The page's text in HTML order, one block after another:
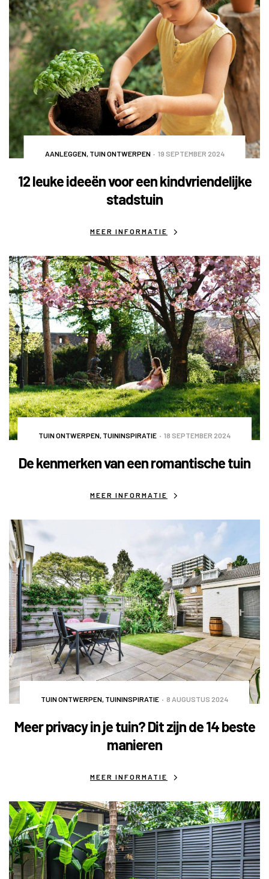
AANLEGGEN, TUIN ONTWERPEN 19 SEPTEMBER 2024
12 leuke ideeën voor een kindvriendelijke
stadstuin
MEER INFORMATIE
TUIN ONTWERPEN TUININSPIRATIE 18 SEPTEMBER 2024
De kenmerken van een romantische tuin
MEER INFORMATIE
TUIN ONTWERPEN TUININSPIRATIE 8 AUGUSTUS 2024
Meer privacy in je tuin? Dit zijn de 14 beste
manieren
MEER INFORMATIE